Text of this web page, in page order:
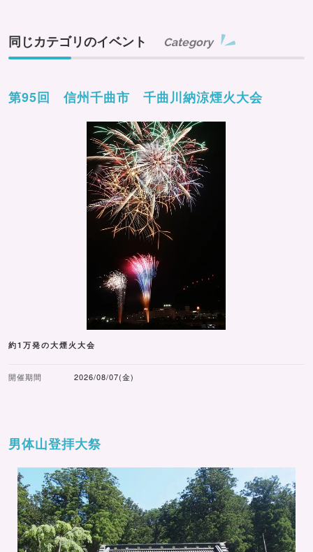
同じカテゴリのイベント Category
第95回 信州千曲市 千曲川納涼煙火大会
約1万発の大煙火大会
開催期間 2026/08/07(金)
男体山登拝大祭